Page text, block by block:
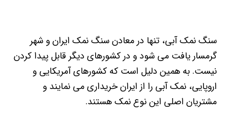
سنگ نمک آبی، تنها در معادن سنگ نمک ایران و شهر
گرمسار یافت می شود و در کشورهای دیگر قابل پیدا کردن
نیست. به همین دلیل است که کشورهای آمریکایی و
اروپایی، نمک آبی را از ایران خریداری می نمایند و
مشتریان اصلی این نوع نمک هستند.